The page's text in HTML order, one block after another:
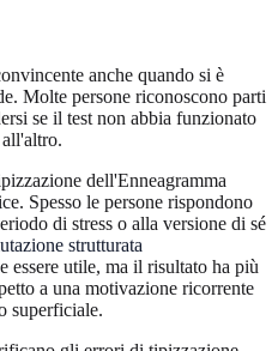
anche quando si è
Molte persone riconoscono parti
se il test non abbia funzionato
dell'Enneagramma
Spesso le persone rispondono
di stress o alla versione di sé
strutturata
essere utile, ma il risultato ha più
a una motivazione ricorrente
superficiale.